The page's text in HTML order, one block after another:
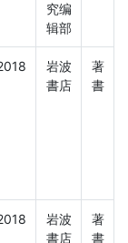
究编
辑部
岩波
書店
著
書
岩波
書店
著
書